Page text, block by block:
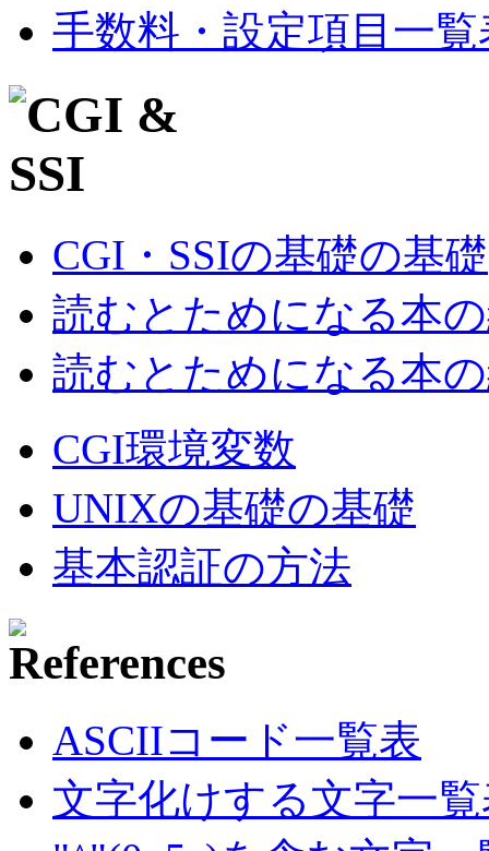
手数料・設定項目一覧
CGI・SSIの基礎の基礎
読むとためになる本
読むとためになる本
CGI環境変数
UNIXの基礎の基礎
基本認証の方法
ASCIIコード一覧表
文字化けする文字一